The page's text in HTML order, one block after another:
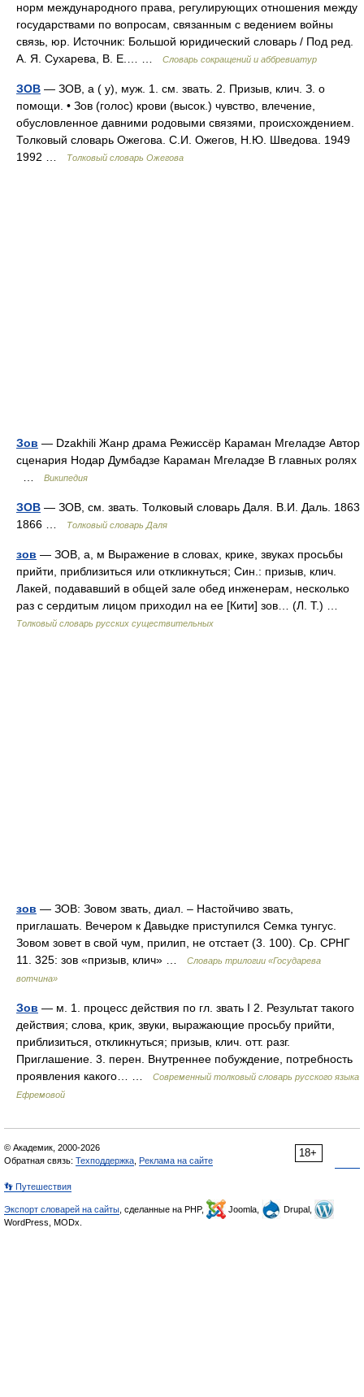
норм международного права, регулирующих отношения между
государствами по вопросам, связанным с ведением войны
связь, юр. Источник: Большой юридический словарь / Под ред.
А. Я. Сухарева, В. Е.… …
Словарь сокращений и аббревиатур
ЗОВ — ЗОВ, а ( у), муж. 1. см. звать. 2. Призыв, клич. З. о
помощи. • Зов (голос) крови (высок.) чувство, влечение,
обусловленное давними родовыми связями, происхождением.
Толковый словарь Ожегова. С.И. Ожегов, Н.Ю. Шведова. 1949
1992 …
Толковый словарь Ожегова
Зов — Dzakhili Жанр драма Режиссёр Караман Мгеладзе Автор
сценария Нодар Думбадзе Караман Мгеладзе В главных ролях
Википедия
ЗОВ — ЗОВ, см. звать. Толковый словарь Даля. В.И. Даль. 1863
1866 …
Толковый словарь Даля
зов — ЗОВ, а, м Выражение в словах, крике, звуках просьбы
прийти, приблизиться или откликнуться; Син.: призыв, клич.
Лакей, подававший в общей зале обед инженерам, несколько
раз с сердитым лицом приходил на ее [Кити] зов… (Л. Т.) …
Толковый словарь русских существительных
зов — ЗОВ: Зовом звать, диал. – Настойчиво звать,
приглашать. Вечером к Давыдке приступился Семка тунгус.
Зовом зовет в свой чум, прилип, не отстает (3. 100). Ср. СРНГ
11. 325: зов «призыв, клич» …
Словарь трилогии «Государева
вотчина»
Зов — м. 1. процесс действия по гл. звать I 2. Результат такого
действия; слова, крик, звуки, выражающие просьбу прийти,
приблизиться, откликнуться; призыв, клич. отт. разг.
Приглашение. 3. перен. Внутреннее побуждение, потребность
проявления какого… …
Современный толковый словарь русского языка
Ефремовой
18+
© Академик, 2000-2026
Обратная связь: Техподдержка Реклама на сайте
👣 Путешествия
Экспорт словарей на сайты , сделанные на PHP, Joomla,
Drupal,
WordPress, MODx.